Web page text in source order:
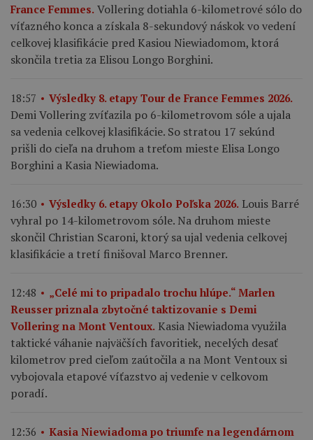
France Femmes. Vollering dotiahla 6-kilometrové sólo do
víťazného konca a získala 8-sekundový náskok vo vedení
celkovej klasifikácie pred Kasiou Niewiadomom, ktorá
skončila tretia za Elisou Longo Borghini.
18:57 Výsledky 8. etapy Tour de France Femmes 2026.
Demi Vollering zvíťazila po 6-kilometrovom sóle a ujala
sa vedenia celkovej klasifikácie. So stratou 17 sekúnd
prišli do cieľa na druhom a treťom mieste Elisa Longo
Borghini a Kasia Niewiadoma.
16:30 Výsledky 6. etapy Okolo Poľska 2026. Louis Barré
vyhral po 14-kilometrovom sóle. Na druhom mieste
skončil Christian Scaroni, ktorý sa ujal vedenia celkovej
klasifikácie a tretí finišoval Marco Brenner.
12:48
„Celé mi to pripadalo trochu hlúpe.“ Marlen
Reusser priznala zbytočné taktizovanie s Demi
Vollering na Mont Ventoux. Kasia Niewiadoma využila
taktické váhanie najväčších favoritiek, necelých desať
kilometrov pred cieľom zaútočila a na Mont Ventoux si
vybojovala etapové víťazstvo aj vedenie v celkovom
poradí.
12:36
Kasia Niewiadoma po triumfe na legendárnom